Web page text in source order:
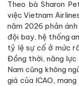
Theo bà Sharon
việc Vietnam
năm 2026 phản
đội bay, hệ thống
tỷ lệ sự cố ở mức
Đồng thời, năng lực
Nam cũng không
giá của ICAO,